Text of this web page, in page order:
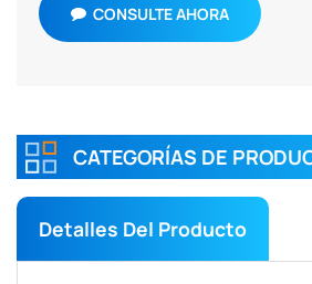
CONSULTE AHORA
CATEGORÍAS DE
Detalles Del Producto